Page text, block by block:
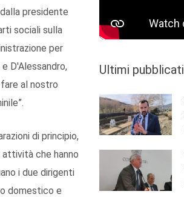
presidente
sociali sulla
per
D'Alessandro,
al nostro
di principio,
che hanno
i due dirigenti
domestico e
Ultimi pubblicati